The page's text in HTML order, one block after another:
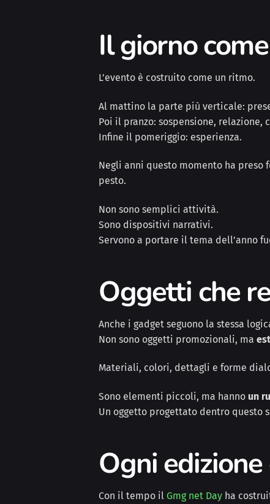
Il giorno
L’evento è costruito come un ritmo.
Al mattino la parte più verticale:
Poi il pranzo: sospensione, relazione,
Infine il pomeriggio: esperienza.
Negli anni questo momento ha
pesto.
Non sono semplici attività.
Sono dispositivi narrativi.
Servono a portare il tema dell’anno
Oggetti che
Anche i gadget seguono la stessa
Non sono oggetti promozionali, ma
Materiali, colori, dettagli e forme
Sono elementi piccoli, ma hanno un
Un oggetto progettato dentro questo
Ogni
Con il tempo il Gmg net Day ha